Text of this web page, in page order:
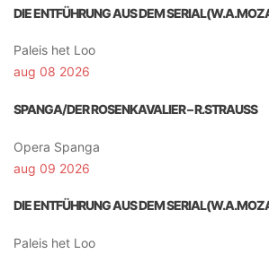
DIE ENTFÜHRUNG AUS DEM
Paleis het Loo
aug 08 2026
SPANGA/DER ROSENKAVALIER – R.STRAUSS
Opera Spanga
aug 09 2026
DIE ENTFÜHRUNG AUS DEM
Paleis het Loo